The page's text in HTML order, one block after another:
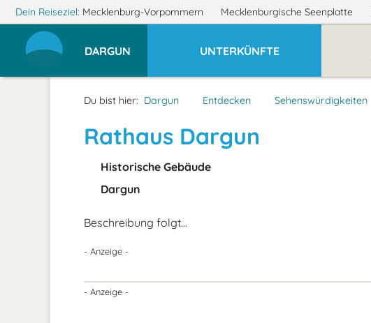
Dein Reiseziel: Mecklenburg-Vorpommern Mecklenburgische Seenplatte
DARGUN UNTERKÜNFTE
Du bist hier: Dargun Entdecken Sehenswürdigkeiten
Rathaus Dargun
Historische Gebäude
Dargun
Beschreibung folgt...
- Anzeige -
- Anzeige -